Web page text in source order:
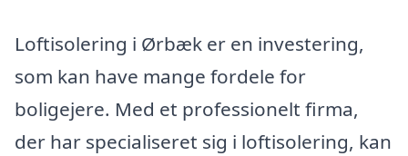
Loftisolering i Ørbæk er en investering,
som kan have mange fordele for
boligejere. Med et professionelt firma,
der har specialiseret sig i loftisolering, kan